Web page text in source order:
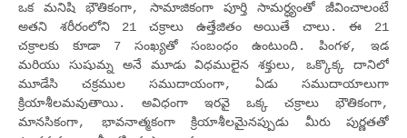
ఒక మనిషి భౌతికంగా, సామాజికంగా పూర్తి సామర్ధ్యంతో జీవించాలంటే
అతని శరీరంలోని 21 చక్రాలు ఉత్తేజితం అయితే చాలు. ఈ 21
చక్రాలకు కూడా 7 సంఖ్యతో సంబంధం ఉంటుంది. పింగళ, ఇడ
మరియు సుషుమ్న అనే మూడు విధములైన శక్తులు, ఒక్కొక్క దానిలో
మూడేసి చక్రముల సముదాయంగా, ఏడు సముదాయాలుగా
క్రియాశీలమవుతాయి. అవిధంగా ఇరవై ఒక్క చక్రాలు భౌతికంగా,
మానసికంగా, భావనాత్మకంగా క్రియాశీలమైనప్పుడు మీరు పుర్ణతతో